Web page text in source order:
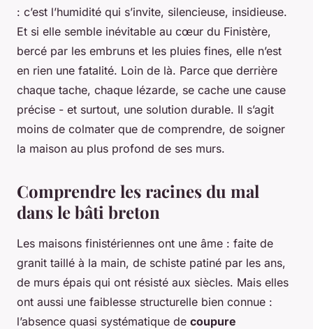
: c’est l’humidité qui s’invite, silencieuse, insidieuse.
Et si elle semble inévitable au cœur du Finistère,
bercé par les embruns et les pluies fines, elle n’est
en rien une fatalité. Loin de là. Parce que derrière
chaque tache, chaque lézarde, se cache une cause
précise - et surtout, une solution durable. Il s’agit
moins de colmater que de comprendre, de soigner
la maison au plus profond de ses murs.
Comprendre les racines du mal
dans le bâti breton
Les maisons finistériennes ont une âme : faite de
granit taillé à la main, de schiste patiné par les ans,
de murs épais qui ont résisté aux siècles. Mais elles
ont aussi une faiblesse structurelle bien connue :
l’absence quasi systématique de coupure